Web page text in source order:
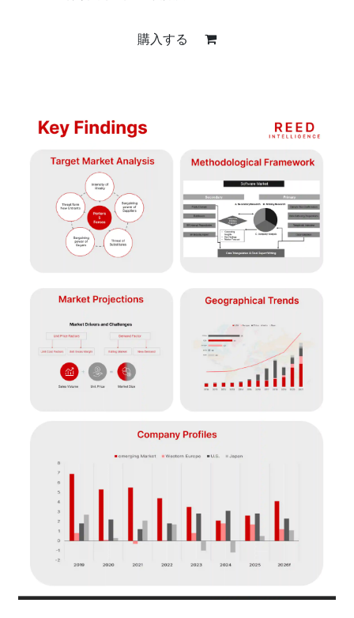
購入する